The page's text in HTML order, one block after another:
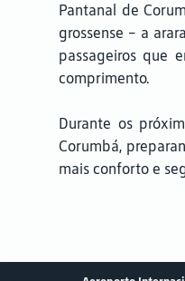
Pantanal de
grossense – a
passageiros que
comprimento.
Durante os
Corumbá,
mais conforto e